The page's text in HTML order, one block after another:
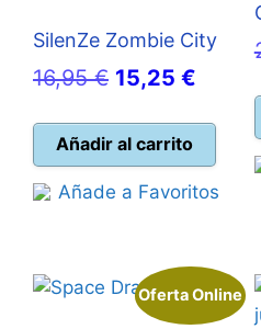
SilenZe Zombie City
16,95€ El
original
15,25 €
actual
Añadir al carrito
Añade a Favoritos
Oferta Online